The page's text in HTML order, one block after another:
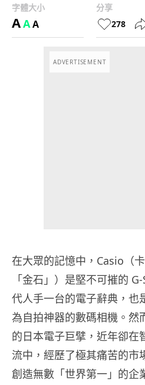
字體大小
AAA
分享
278
ADVERTISEMENT
在大眾的記憶中，Casio（
「金石」）是堅不可摧的
代人手一台的電子辭典，也
為自拍神器的數碼相機。然
的日本電子巨擘，近年卻在
流中，經歷了極其痛苦的市
創造無數「世界第一」的企